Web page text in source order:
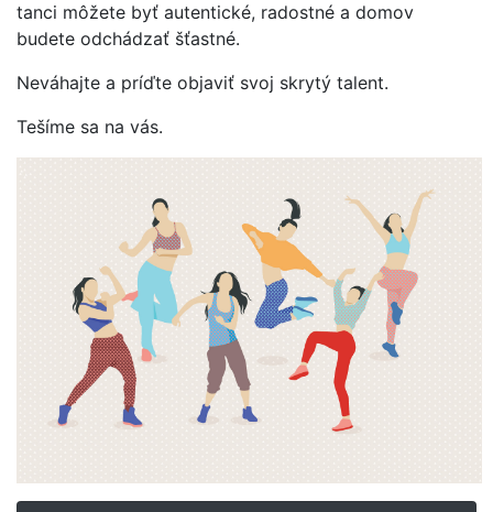
tanci môžete byť autentické, radostné a domov
budete odchádzať šťastné.
Neváhajte a príďte objaviť svoj skrytý talent.
Tešíme sa na vás.